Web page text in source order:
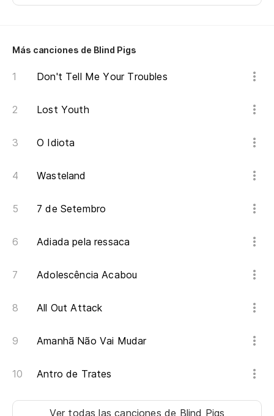
Más canciones de Blind Pigs
Don't Tell Me Your Troubles
Lost Youth
O Idiota
Wasteland
7 de Setembro
Adiada pela ressaca
Adolescência Acabou
All Out Attack
Amanhã Não Vai Mudar
Antro de Trates
Ver todas las canciones de Blind Pigs